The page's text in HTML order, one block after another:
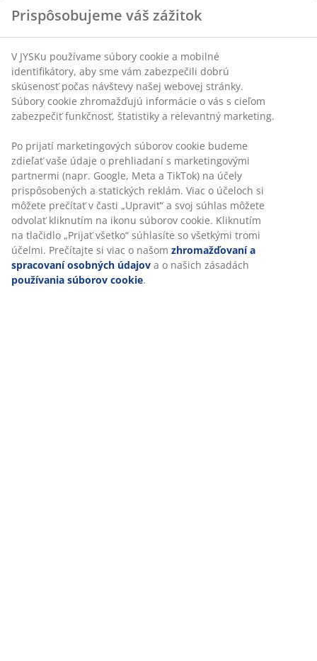
Flexibilné možnosti doručenia
Rýchle a jednoduché doručenie podľa vášho výberu
Záhradné kreslo so sedadlom z umelého ratanu a
bielym rámom z hliníka s práškovým nástrekom. Umelý
ratan poskytuje prirodzený prútený vzhľad, pričom je
údržbu. Hliník je ľahký a odolný materiál, ktorý
nehrdzavie.